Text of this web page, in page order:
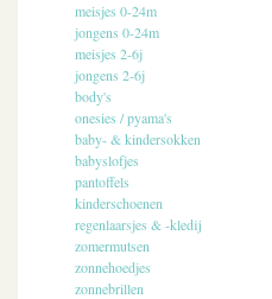
meisjes 0-24m
jongens 0-24m
meisjes 2-6j
jongens 2-6j
body's
onesies / pyama's
baby- & kindersokken
babyslofjes
pantoffels
kinderschoenen
regenlaarsjes & -kledij
zomermutsen
zonnehoedjes
zonnebrillen